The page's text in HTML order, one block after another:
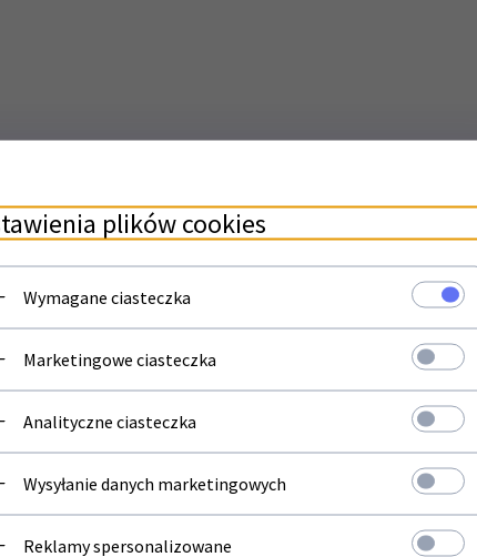
plików cookies
Wymagane ciasteczka
Marketingowe ciasteczka
Analityczne ciasteczka
Wysyłanie danych marketingowych
Reklamy spersonalizowane
Newsletter
Zapisz się do newslettera i bądź na bieżąco z naszą ofertą
Twój adres email